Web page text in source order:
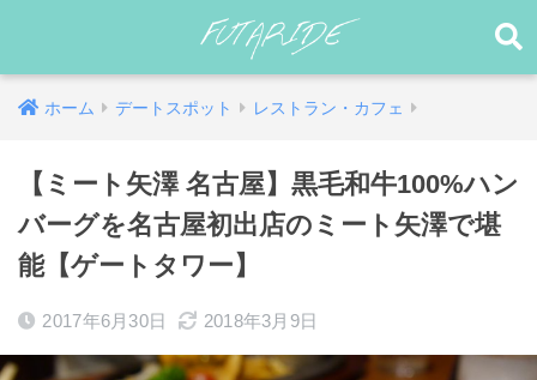
ホーム デートスポット レストラン・カフェ
【ミート矢澤 名古屋】黒毛和牛100%ハン
バーグを名古屋初出店のミート矢澤で堪
能【ゲートタワー】
2017年6月30日 2018年3月9日